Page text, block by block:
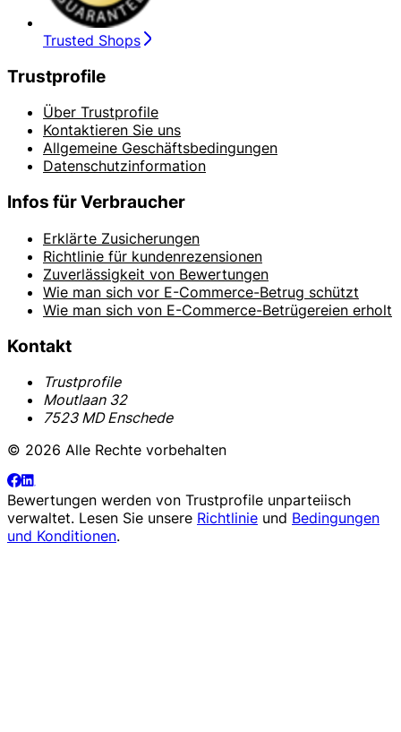
Trusted Shops
Trustprofile
Über Trustprofile
Kontaktieren Sie uns
Allgemeine Geschäftsbedingungen
Datenschutzinformation
Infos für Verbraucher
Erklärte Zusicherungen
Richtlinie für kundenrezensionen
Zuverlässigkeit von Bewertungen
Wie man sich vor E-Commerce-Betrug schützt
Wie man sich von E-Commerce-Betrügereien erholt
Kontakt
Trustprofile
Moutlaan 32
7523 MD Enschede
© 2026 Alle Rechte vorbehalten
Bewertungen werden von Trustprofile unparteiisch
verwaltet. Lesen Sie unsere Richtlinie und Bedingungen
und Konditionen.